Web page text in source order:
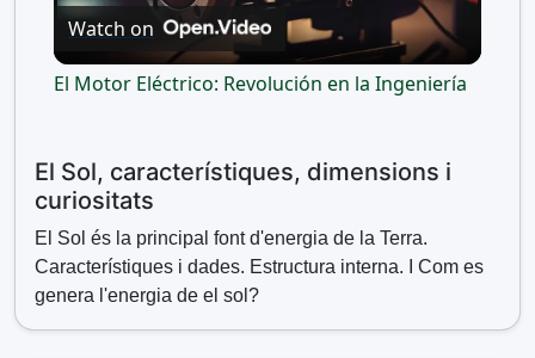
y
V
i
Watch on
El Motor Eléctrico: Revolución en la Ingeniería
El Sol, característiques, dimensions i
curiositats
El Sol és la principal font d'energia de la Terra.
Característiques i dades. Estructura interna. I Com es
genera l'energia de el sol?